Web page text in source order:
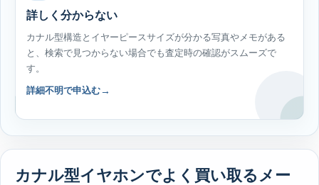
詳しく分からない
カナル型構造とイヤーピースサイズが分かる写真やメモがある
と、検索で見つからない場合でも査定時の確認がスムーズで
す。
詳細不明で申込む
カナル型イヤホンでよく買い取るメー